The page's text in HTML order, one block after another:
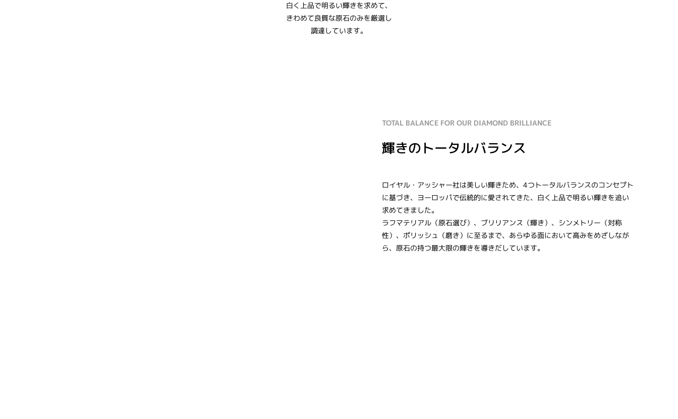
白く上品で明るい輝きを求めて、
きわめて良質な原石のみを厳選し
調達しています。
TOTAL BALANCE FOR OUR DIAMOND BRILLIANCE
輝きのトータルバランス
ロイヤル・アッシャー社は美しい輝きため、4つトータルバランスのコンセプト
に基づき、ヨーロッパで伝統的に愛されてきた、白く上品で明るい輝きを追い
求めてきました。
ラフマテリアル（原石選び）、ブリリアンス（輝き）、シンメトリー（対称
性）、ポリッシュ（磨き）に至るまで、あらゆる面において高みをめざしなが
ら、原石の持つ最大限の輝きを導きだしています。